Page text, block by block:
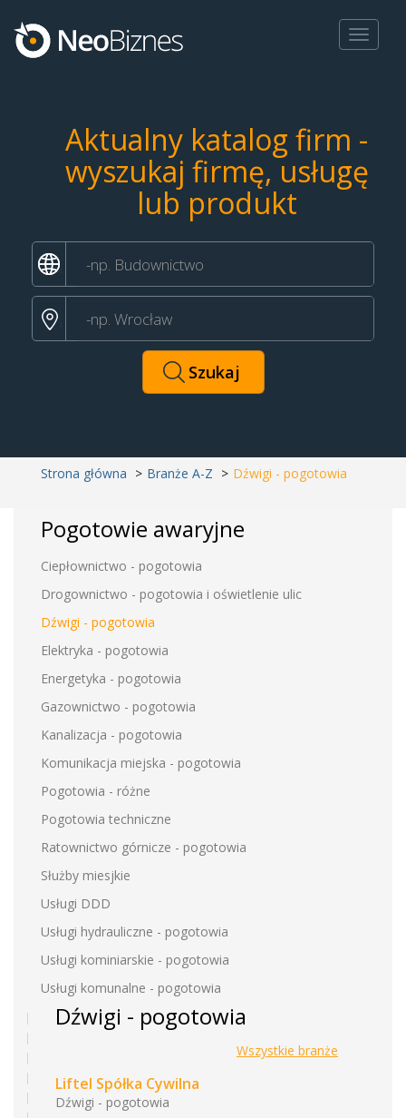
Toggle
Aktualny katalog firm -
wyszukaj firmę, usługę
lub produkt
Strona główna Branże A-Z Dźwigi - pogotowia
Pogotowie awaryjne
Ciepłownictwo - pogotowia
Drogownictwo - pogotowia i oświetlenie ulic
Dźwigi - pogotowia
Elektryka - pogotowia
Energetyka - pogotowia
Gazownictwo - pogotowia
Kanalizacja - pogotowia
Komunikacja miejska - pogotowia
Pogotowia - różne
Pogotowia techniczne
Ratownictwo górnicze - pogotowia
Służby miesjkie
Usługi DDD
Usługi hydrauliczne - pogotowia
Usługi kominiarskie - pogotowia
Usługi komunalne - pogotowia
Dźwigi - pogotowia
Wszystkie branże
Liftel Spółka Cywilna
Dźwigi - pogotowia